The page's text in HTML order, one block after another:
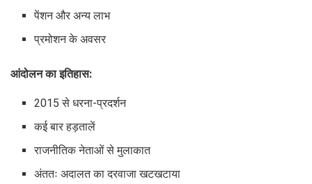
पेंशन और अन्य लाभ
प्रमोशन के अवसर
आंदोलन का इतिहास:
2015 से धरना-प्रदर्शन
कई बार हड़तालें
राजनीतिक नेताओं से मुलाकात
अंततः अदालत का दरवाजा खटखटाया